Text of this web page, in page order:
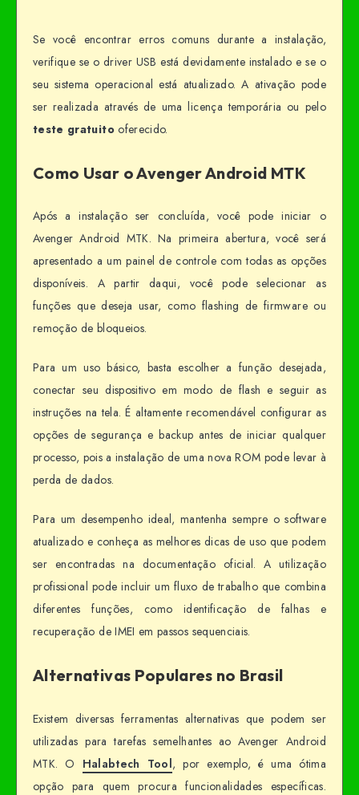
Se você encontrar erros comuns durante a instalação,
verifique se o driver USB está devidamente instalado e se o
seu sistema operacional está atualizado. A ativação pode
ser realizada através de uma licença temporária ou pelo
teste gratuitooferecido.
Como Usar o Avenger Android MTK
Após a instalação ser concluída, você pode iniciar o
Avenger Android MTK. Na primeira abertura, você será
apresentado a um painel de controle com todas as opções
disponíveis. A partir daqui, você pode selecionar as
funções que deseja usar, como flashing de firmware ou
remoção de bloqueios.
Para um uso básico, basta escolher a função desejada,
conectar seu dispositivo em modo de flash e seguir as
instruções na tela. É altamente recomendável configurar as
opções de segurança e backup antes de iniciar qualquer
processo, pois a instalação de uma nova ROM pode levar à
perda de dados.
Para um desempenho ideal, mantenha sempre o software
atualizado e conheça as melhores dicas de uso que podem
ser encontradas na documentação oficial. A utilização
profissional pode incluir um fluxo de trabalho que combina
diferentes funções, como identificação de falhas e
recuperação de IMEI em passos sequenciais.
Alternativas Populares no Brasil
Existem diversas ferramentas alternativas que podem ser
utilizadas para tarefas semelhantes ao Avenger Android
MTK. O Halabtech Tool, por exemplo, é uma ótima
opção para quem procura funcionalidades específicas.